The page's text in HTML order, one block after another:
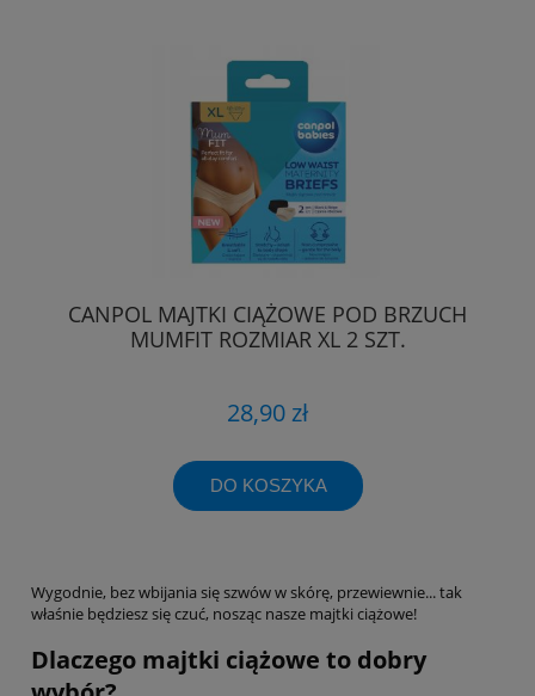
CANPOL MAJTKI CIĄŻOWE POD BRZUCH
MUMFIT ROZMIAR XL 2 SZT.
28,90 zł
DO KOSZYKA
Wygodnie, bez wbijania się szwów w skórę, przewiewnie... tak
właśnie będziesz się czuć, nosząc nasze majtki ciążowe!
Dlaczego majtki ciążowe to dobry